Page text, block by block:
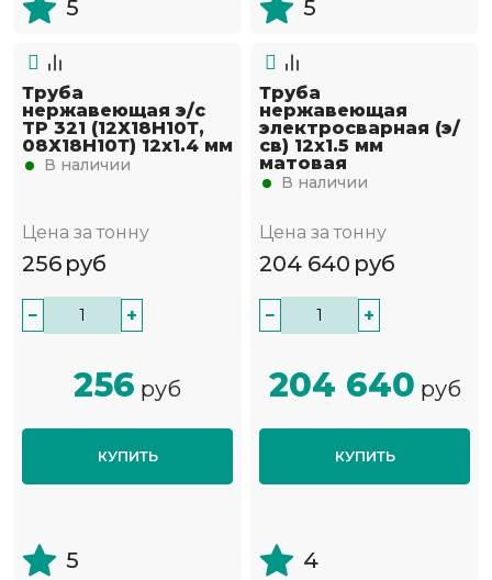
5 5
Труба
нержавеющая э/с
TP 321 (12Х18Н10Т,
08Х18Н10Т) 12х1.4 мм
В наличии
Цена за тонну
256 руб
− +
256 руб
КУПИТЬ
5
Труба
нержавеющая
электросварная (э/
св) 12х1.5 мм
матовая
В наличии
Цена за тонну
204 640 руб
− +
204 640 руб
КУПИТЬ
4